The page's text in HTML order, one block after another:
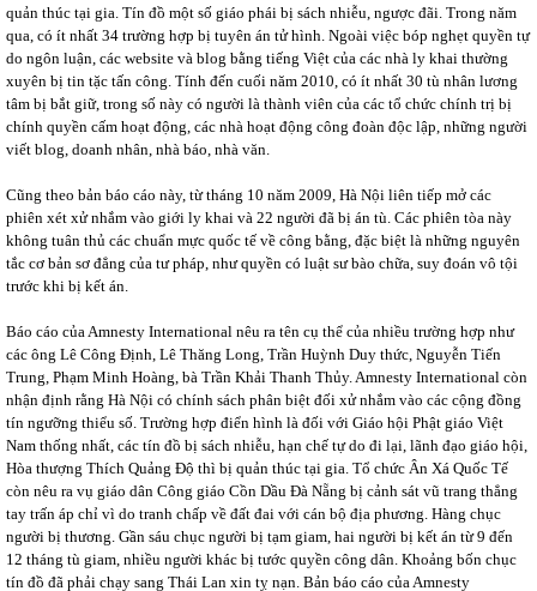
quản thúc tại gia. Tín đồ một số giáo phái bị sách nhiễu, ngược đãi. Trong năm
qua, có ít nhất 34 trường hợp bị tuyên án tử hình. Ngoài việc bóp nghẹt quyền tự
do ngôn luận, các website và blog bằng tiếng Việt của các nhà ly khai thường
xuyên bị tin tặc tấn công. Tính đến cuối năm 2010, có ít nhất 30 tù nhân lương
tâm bị bắt giữ, trong số này có người là thành viên của các tổ chức chính trị bị
chính quyền cấm hoạt động, các nhà hoạt động công đoàn độc lập, những người
viết blog, doanh nhân, nhà báo, nhà văn.
Cũng theo bản báo cáo này, từ tháng 10 năm 2009, Hà Nội liên tiếp mở các
phiên xét xử nhắm vào giới ly khai và 22 người đã bị án tù. Các phiên tòa này
không tuân thủ các chuẩn mực quốc tế về công bằng, đặc biệt là những nguyên
tắc cơ bản sơ đẳng của tư pháp, như quyền có luật sư bào chữa, suy đoán vô tội
trước khi bị kết án.
Báo cáo của Amnesty International nêu ra tên cụ thể của nhiều trường hợp như
các ông Lê Công Định, Lê Thăng Long, Trần Huỳnh Duy thức, Nguyễn Tiến
Trung, Phạm Minh Hoàng, bà Trần Khải Thanh Thủy. Amnesty International còn
nhận định rằng Hà Nội có chính sách phân biệt đối xử nhắm vào các cộng đồng
tín ngưỡng thiểu số. Trường hợp điển hình là đối với Giáo hội Phật giáo Việt
Nam thống nhất, các tín đồ bị sách nhiễu, hạn chế tự do đi lại, lãnh đạo giáo hội,
Hòa thượng Thích Quảng Độ thì bị quản thúc tại gia. Tổ chức Ân Xá Quốc Tế
còn nêu ra vụ giáo dân Công giáo Cồn Dầu Đà Nẵng bị cảnh sát vũ trang thẳng
tay trấn áp chỉ vì do tranh chấp về đất đai với cán bộ địa phương. Hàng chục
người bị thương. Gần sáu chục người bị tạm giam, hai người bị kết án từ 9 đến
12 tháng tù giam, nhiều người khác bị tước quyền công dân. Khoảng bốn chục
tín đồ đã phải chạy sang Thái Lan xin tỵ nạn. Bản báo cáo của Amnesty